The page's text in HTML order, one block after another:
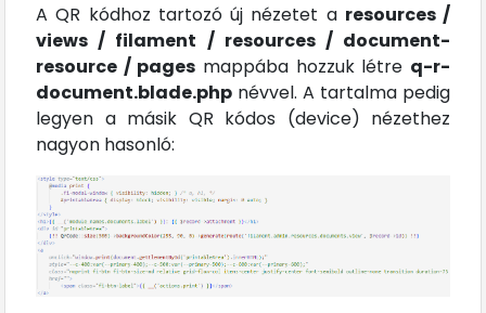
A QR kódhoz tartozó új nézetet a resources /
views / filament / resources / document-
resource / pages mappába hozzuk létre q-r-
document.blade.php névvel. A tartalma pedig
legyen a másik QR kódos (device) nézethez
nagyon hasonló: